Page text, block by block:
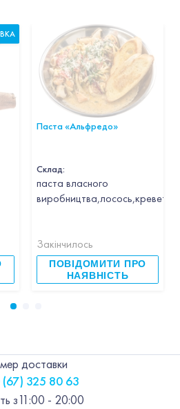
Паста «Альфредо»
Склад:
паста власного
Закінчилось
ПОВІДОМИТИ ПРО
НАЯВНІСТЬ
доставки
325 80 63
з11:00 - 20:00